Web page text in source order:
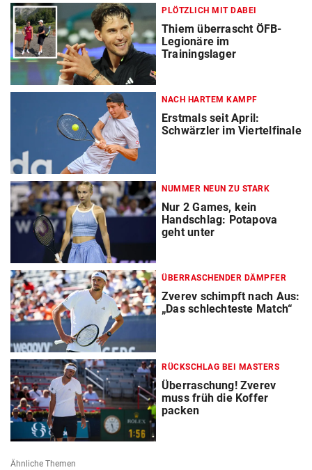
PLÖTZLICH MIT DABEI
Thiem überrascht ÖFB-
Legionäre im
Trainingslager
NACH HARTEM KAMPF
Erstmals seit April:
Schwärzler im Viertelfinale
NUMMER NEUN ZU STARK
Nur 2 Games, kein
Handschlag: Potapova
geht unter
ÜBERRASCHENDER DÄMPFER
Zverev schimpft nach Aus:
„Das schlechteste Match“
RÜCKSCHLAG BEI MASTERS
Überraschung! Zverev
muss früh die Koffer
packen
Ähnliche Themen